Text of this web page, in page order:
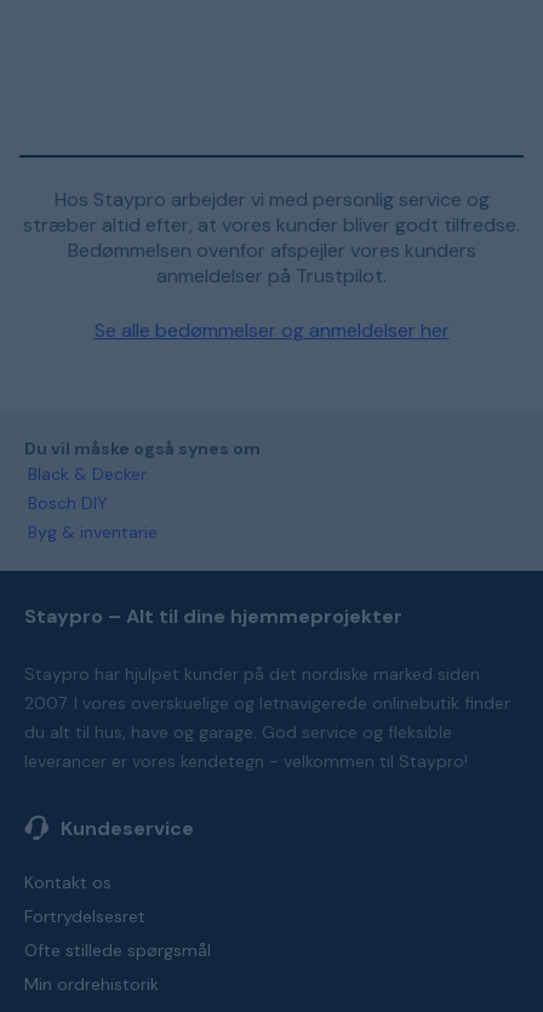
Hos Staypro arbejder vi med personlig service og
stræber altid efter, at vores kunder bliver godt tilfredse.
Bedømmelsen ovenfor afspejler vores kunders
anmeldelser på Trustpilot.
Se alle bedømmelser og anmeldelser her
Du vil måske også synes om
Black & Decker
Bosch DIY
Byg & inventarie
Staypro – Alt til dine hjemmeprojekter
Staypro har hjulpet kunder på det nordiske marked siden
2007. I vores overskuelige og letnavigerede onlinebutik finder
du alt til hus, have og garage. God service og fleksible
leverancer er vores kendetegn - velkommen til Staypro!
Kundeservice
Kontakt os
Fortrydelsesret
Ofte stillede spørgsmål
Min ordrehistorik